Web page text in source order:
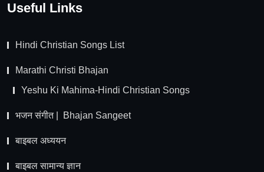
Useful Links
Hindi Christian Songs List
Marathi Christi Bhajan
Yeshu Ki Mahima-Hindi Christian Songs
भजन संगीत | Bhajan Sangeet
बाइबल अध्ययन
बाइबल सामान्य ज्ञान